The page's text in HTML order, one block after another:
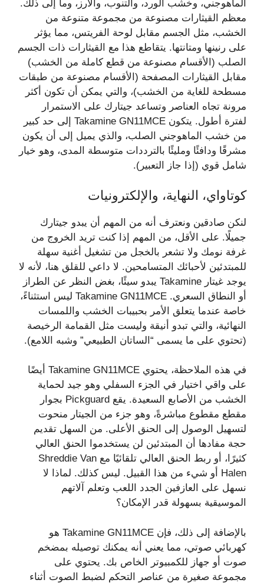
الماهوجني، وخشب الورد، والتنوب، والأرز، وما إلى ذلك.
معظم القيثارات مصنوعة من مجموعة متنوعة من
الخشب، مثل الجسم مقابل لوحة الفريتس، ​​مما يؤثر
على رنينها ومتانتها. يتقاطع هذا مع القيثارات ذات الجسم
الصلب (الأقسام مصنوعة من قطع كاملة من الخشب)
مقابل القيثارات المصفحة (الأقسام مصنوعة من طبقات
مسطحة للغاية من الخشب)، والتي يمكن أن تكون أكثر
مرونة تجاه العناصر وتساعد جيتارك على الاستمرار
لفترة أطول. يتكون Takamine GN11MCE إلى حد كبير
من خشب الماهوجني الصلب، والذي يميل إلى أن يكون
مشرقًا ودافئًا ومليئًا بالترددات متوسطة المدى، وهو خيار
شامل قوي (إذا جاز التعبير).
كوتاواي، النهاية، والإلكترونيات
لنكن صادقين ونعترف أنه من المهم أن يبدو جيتارك
جميلًا. على الأقل، من المهم إذا كنت تريد الخروج من
غرفة نومك ولا تشعر بالخجل من تشغيل أغنية سهلة
للمبتدئين لأحبائك المتسامحين. لا داعي للقلق هنا، لأنه لا
يوجد غيتار Takamine يبدو سيئًا، بغض النظر عن الطراز
أو النطاق السعري. Takamine GN11MCE ليس استثناءً،
خاصة عندما يتعلق الأمر بحبيبات الخشب واللمسات
النهائية، والتي تبدو أنيقة وليست مثل القمامة الرخيصة
(تحتوي على ما يسمى “الساتان الطبيعي” وشبه اللامع).
في هذه الملاحظة، يحتوي Takamine GN11MCE أيضًا
على واقي اختيار في الجزء السفلي وهو جيد لحماية
الخشب من الأصابع السعيدة. يقع Pickguard بجوار
مقطع مقطوع مباشرةً، وهو جزء من الجيتار منحوت
لتسهيل الوصول إلى الحنق الأعلى. من السهل تقديم
حجة مفادها أن المبتدئين لن يستخدموا الحنق العالي
كثيرًا، أو ربط الحنق العالي تلقائيًا مع Shreddie Van
Halen أو شيء من هذا القبيل. ليس كذلك. لماذا لا
نسهل على العازفين الجدد اللعب وتعلم آلاتهم
الموسيقية بسهولة قدر الإمكان؟
بالإضافة إلى ذلك، فإن Takamine GN11MCE هو
كهربائي صوتي، مما يعني أنه يمكنك توصيله بمضخم
صوت أو جهاز للكمبيوتر الخاص بك. يحتوي على
مجموعة صغيرة من عناصر التحكم لضبط الصوت أثناء